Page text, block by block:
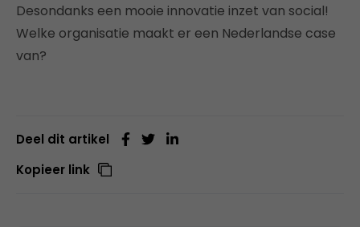
Desondanks een mooie innovatie inzet van social!
Welke organisatie maakt er een Nederlandse case
van?
Deel dit artikel
Kopieer link